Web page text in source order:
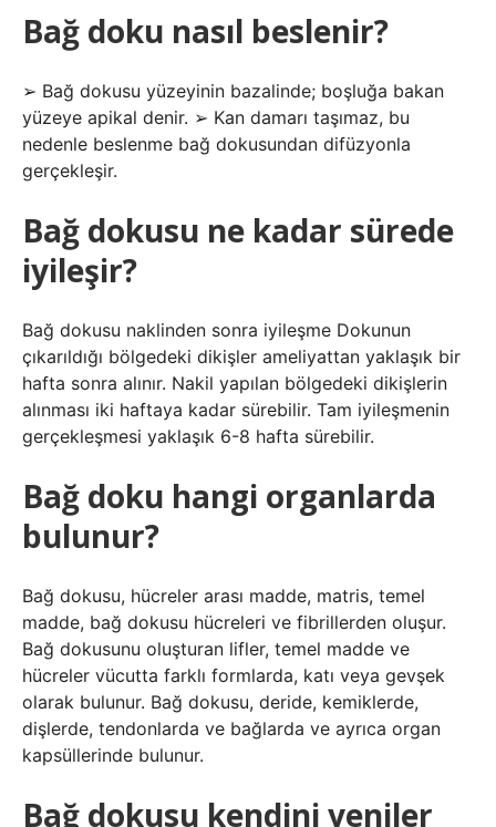
Bağ doku nasıl beslenir?
➢ Bağ dokusu yüzeyinin bazalinde; boşluğa bakan
yüzeye apikal denir. ➢ Kan damarı taşımaz, bu
nedenle beslenme bağ dokusundan difüzyonla
gerçekleşir.
Bağ dokusu ne kadar sürede
iyileşir?
Bağ dokusu naklinden sonra iyileşme Dokunun
çıkarıldığı bölgedeki dikişler ameliyattan yaklaşık bir
hafta sonra alınır. Nakil yapılan bölgedeki dikişlerin
alınması iki haftaya kadar sürebilir. Tam iyileşmenin
gerçekleşmesi yaklaşık 6-8 hafta sürebilir.
Bağ doku hangi organlarda
bulunur?
Bağ dokusu, hücreler arası madde, matris, temel
madde, bağ dokusu hücreleri ve fibrillerden oluşur.
Bağ dokusunu oluşturan lifler, temel madde ve
hücreler vücutta farklı formlarda, katı veya gevşek
olarak bulunur. Bağ dokusu, deride, kemiklerde,
dişlerde, tendonlarda ve bağlarda ve ayrıca organ
kapsüllerinde bulunur.
Bağ dokusu kendini yeniler